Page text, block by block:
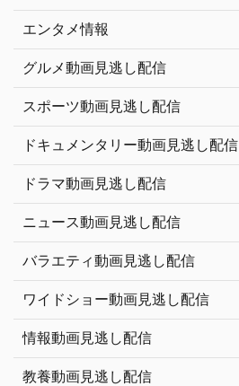
エンタメ情報
グルメ動画見逃し配信
スポーツ動画見逃し配信
ドキュメンタリー動画見逃し配信
ドラマ動画見逃し配信
ニュース動画見逃し配信
バラエティ動画見逃し配信
ワイドショー動画見逃し配信
情報動画見逃し配信
教養動画見逃し配信